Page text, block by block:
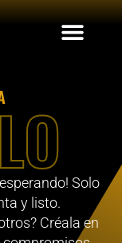
Solo
y listo.
Créala en